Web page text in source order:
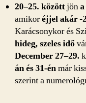
20–25. közöttjön
amikoréjjel akár -
Karácsonykor és
hideg, szeles idő
December 27–29.
án és 31-énmár
szerint a